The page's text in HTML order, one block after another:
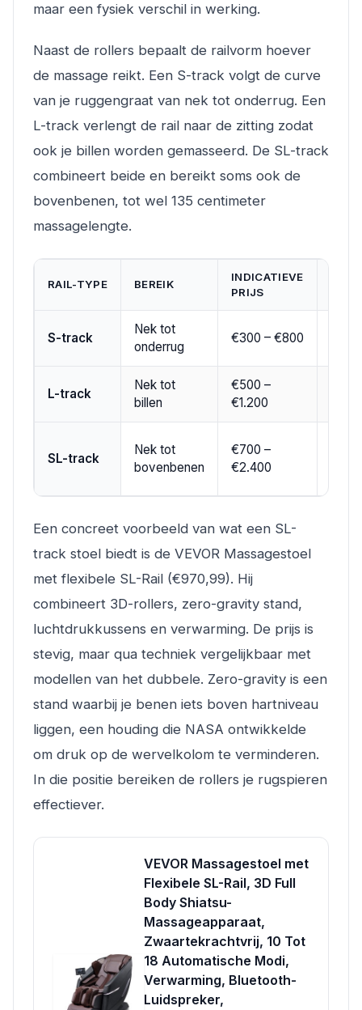
maar een fysiek verschil in werking.
Naast de rollers bepaalt de railvorm hoever
de massage reikt. Een S-track volgt de curve
van je ruggengraat van nek tot onderrug. Een
L-track verlengt de rail naar de zitting zodat
ook je billen worden gemasseerd. De SL-track
combineert beide en bereikt soms ook de
bovenbenen, tot wel 135 centimeter
massagelengte.
RAIL-TYPE BEREIK
INDICATIEVE
PRIJS
S-track
Nek tot
onderrug
€300 – €800
L-track
Nek tot
billen
€500 –
€1.200
SL-track
Nek tot
bovenbenen
€700 –
€2.400
Een concreet voorbeeld van wat een SL-
track stoel biedt is de VEVOR Massagestoel
met flexibele SL-Rail (€970,99). Hij
combineert 3D-rollers, zero-gravity stand,
luchtdrukkussens en verwarming. De prijs is
stevig, maar qua techniek vergelijkbaar met
modellen van het dubbele. Zero-gravity is een
stand waarbij je benen iets boven hartniveau
liggen, een houding die NASA ontwikkelde
om druk op de wervelkolom te verminderen.
In die positie bereiken de rollers je rugspieren
effectiever.
VEVOR Massagestoel met
Flexibele SL-Rail, 3D Full
Body Shiatsu-
Massageapparaat,
Zwaartekrachtvrij, 10 Tot
18 Automatische Modi,
Verwarming, Bluetooth-
Luidspreker,